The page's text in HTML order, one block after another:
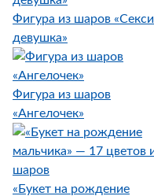
Фигура из шаров «Секси
девушка»
Фигура из шаров
«Ангелочек»
«Букет на рождение